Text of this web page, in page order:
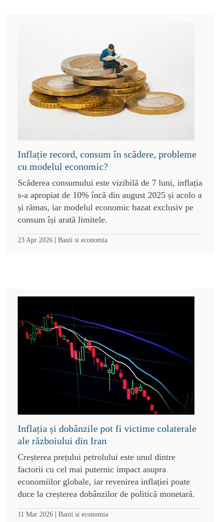
Inflație record, consum în scădere, probleme
cu modelul economic?
Scăderea consumului este vizibilă de 7 luni, inflația
s-a apropiat de 10% încă din august 2025 și acolo a
și rămas, iar modelul economic bazat exclusiv pe
consum își arată limitele.
23 Apr 2026 | Banii si economia
Inflația și dobânzile pot fi victime colaterale
ale războiului din Iran
Creșterea prețului petrolului este unul dintre
factorii cu cel mai puternic impact asupra
economiilor globale, iar revenirea inflației poate
duce la creșterea dobânzilor de politică monetară.
11 Mar 2026 | Banii si economia